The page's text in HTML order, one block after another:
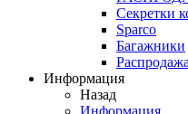
Секретки
Sparco
Багажники
Информация
Назад
Информация